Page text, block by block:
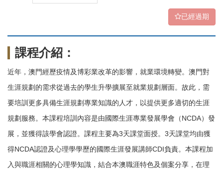
已經過期
課程介紹：
近年，澳門經歷疫情及博彩業改革的影響，就業環境轉變。澳門對
生涯規劃的需求從過去的學生升學擴展至就業規劃層面。故此，需
要培訓更多具備生涯規劃專業知識的人才，以提供更多適切的生涯
規劃服務。本課程培訓內容是由國際生涯專業發展學會（NCDA）發
展，並獲得該學會認證。課程主要為3天課堂面授。3天課堂均由獲
得NCDA認證及心理學學歷的國際生涯發展講師CDI負責。本課程加
入與職涯相關的心理學知識，結合本澳職涯特色及個案分享，在理